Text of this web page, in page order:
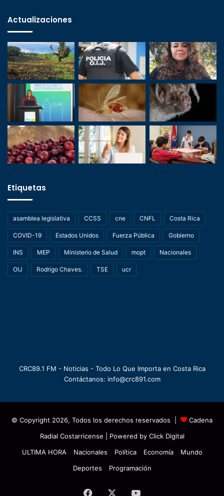
Actualizaciones
Etiquetas
asamblea legislativa CCSS cne CNFL Costa Rica
COVID-19 Estados Unidos Fuerza Pública Gobierno
INS MEP Ministerio de Salud mopt Nacionales
OIJ Rodrigo Chaves. TSE ucr
CRC89.1 FM - Noticias - Todo Lo Que Importa en Costa Rica
Contáctanos: info@crc891.com
© Copyright 2026, Todos los derechos reservados |
Cadena
Radial Costarricense | Powered by Click Digital
ULTIMA HORA
Nacionales Política Economía
Mundo
Deportes
Programación
Facebook